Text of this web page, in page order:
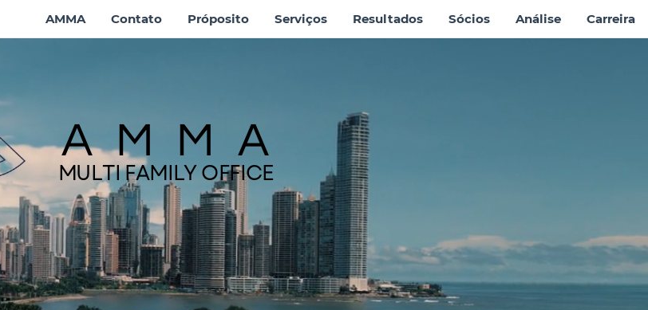
AMMA Contato Próposito Serviços Resultados Sócios Análise Carreira
AMMA
MULTI FAMILY OFFICE